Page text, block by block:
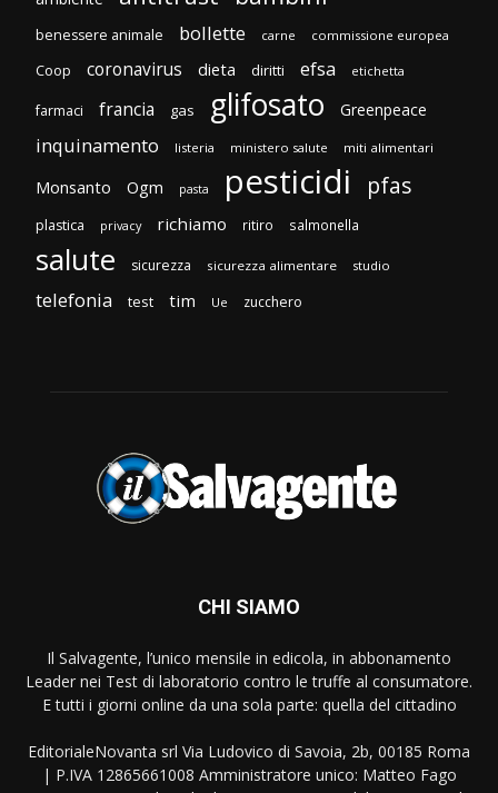
benessere animale bollette carne commissione europea
Coop coronavirus dieta diritti efsa etichetta
farmaci francia gas glifosato Greenpeace
inquinamento listeria ministero salute miti alimentari
Monsanto Ogm pasta pesticidi pfas
plastica privacy richiamo ritiro salmonella
salute sicurezza sicurezza alimentare studio
telefonia test tim Ue zucchero
CHI SIAMO
Il Salvagente, l’unico mensile in edicola, in abbonamento
Leader nei Test di laboratorio contro le truffe al consumatore.
E tutti i giorni online da una sola parte: quella del cittadino
EditorialeNovanta srl Via Ludovico di Savoia, 2b, 00185 Roma
| P.IVA 12865661008 Amministratore unico: Matteo Fago